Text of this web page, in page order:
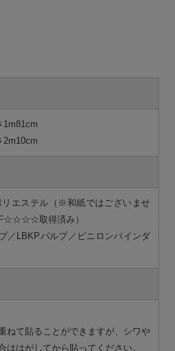
1m81cm
2m10cm
エステル（※和紙ではございませ
F☆☆☆☆取得済み）
／LBKPパルプ／ビニロンバインダ
ねて貼ることができますが、シワや
ははがしてから貼ってください。